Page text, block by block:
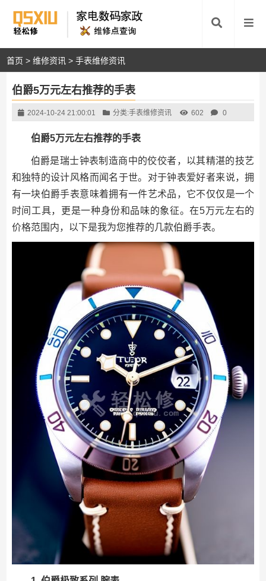
首页 >维修资讯 >手表维修资讯
伯爵5万元左右推荐的手表
2024-10-24 21:00:01 分类:手表维修资讯 602 0
伯爵5万元左右推荐的手表
伯爵是瑞士钟表制造商中的佼佼者，以其精湛的技艺
和独特的设计风格而闻名于世。对于钟表爱好者来说，拥
有一块伯爵手表意味着拥有一件艺术品，它不仅仅是一个
时间工具，更是一种身份和品味的象征。在5万元左右的
价格范围内，以下是我为您推荐的几款伯爵手表。